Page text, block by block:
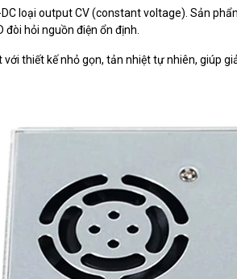
loại output CV (constant voltage). Sản
hỏi nguồn điện ổn định.
với thiết kế nhỏ gọn, tản nhiệt tự nhiên, giúp